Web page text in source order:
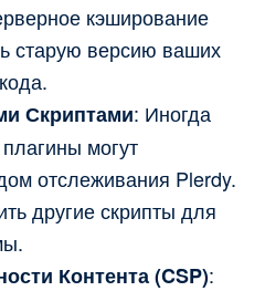
кэширование
старую версию ваших
Скриптами: Иногда
могут
отслеживания Plerdy.
другие скрипты для
Контента (CSP):